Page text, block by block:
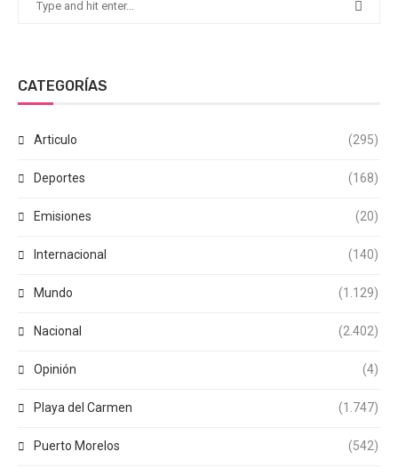
CATEGORÍAS
Articulo (295)
Deportes (168)
Emisiones (20)
Internacional (140)
Mundo (1.129)
Nacional (2.402)
Opinión (4)
Playa del Carmen (1.747)
Puerto Morelos (542)